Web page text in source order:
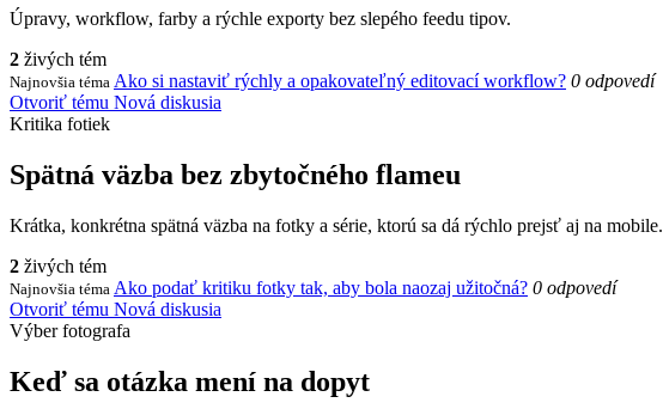
Úpravy, workflow, farby a rýchle exporty bez slepého feedu tipov.
2 živých tém
Najnovšia téma Ako si nastaviť rýchly a opakovateľný editovací workflow? 0 odpovedí
Otvoriť tému Nová diskusia
Kritika fotiek
Spätná väzba bez zbytočného flameu
Krátka, konkrétna spätná väzba na fotky a série, ktorú sa dá rýchlo prejsť aj na mobile.
2 živých tém
Najnovšia téma Ako podať kritiku fotky tak, aby bola naozaj užitočná? 0 odpovedí
Otvoriť tému Nová diskusia
Výber fotografa
Keď sa otázka mení na dopyt